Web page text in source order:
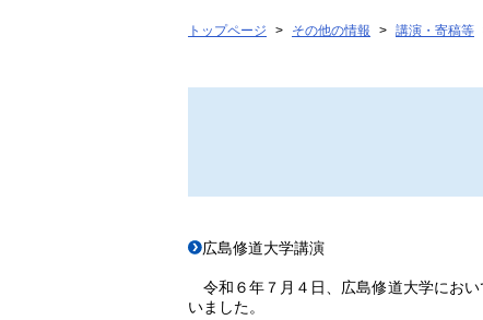
トップページ その他の情報 講演・寄稿等
広島修道大学講演
令和６年７月４日、広島修道大学にお
いました。